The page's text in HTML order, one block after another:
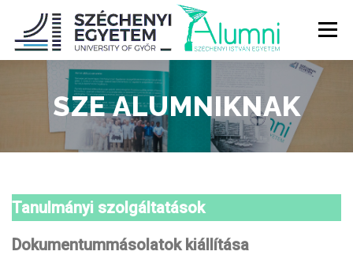
tartalomhoz
Menü
RÓLUNK ALUMNI KÖZÖSSÉG MÉDIA
DIPLOMAÁTADÓ DIPLOMÁN TÚL
SZOLGÁLTATÁSOK ÉVFOLYAMOK
SZE ALUMNIKNAK
Tanulmányi szolgáltatások
Dokumentummásolatok kiállítása